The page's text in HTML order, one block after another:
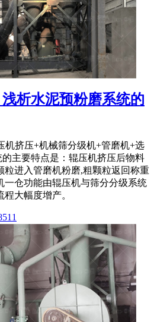
浅析水泥预粉磨系统的
机挤压+机械筛分级机+管磨机+选
主要特点是：辊压机挤压后物料
粒进入管磨机粉磨,粗颗粒返回称重
一仓功能由辊压机与筛分分级系统
大幅度增产。